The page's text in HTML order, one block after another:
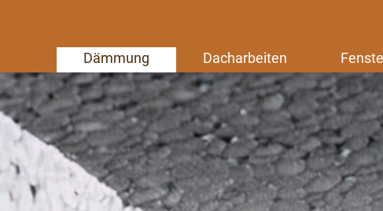
Dämmung Dacharbeiten